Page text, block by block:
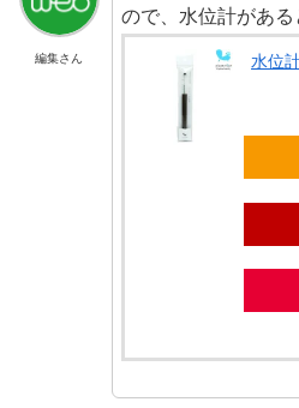
編集さん
ので、水位計がある
水位